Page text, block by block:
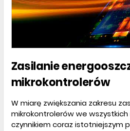
Zasilanie
mikrokontrolerów
W miarę zwiększania zakresu
mikrokontrolerów we wszystkich
czynnikiem coraz istotniejszym